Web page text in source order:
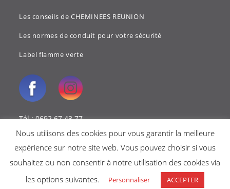
Les conseils de CHEMINEES REUNION
Les normes de conduit pour votre sécurité
Label flamme verte
Tél : 0692 67 43 77
Copyright 2018 - Cheminées reunion -Mentions légales-Politique de
Nous utilisons des cookies pour vous garantir la meilleure
expérience sur notre site web. Vous pouvez choisir si vous
souhaitez ou non consentir à notre utilisation des cookies via
les options suivantes.
Personnaliser ACCEPTER